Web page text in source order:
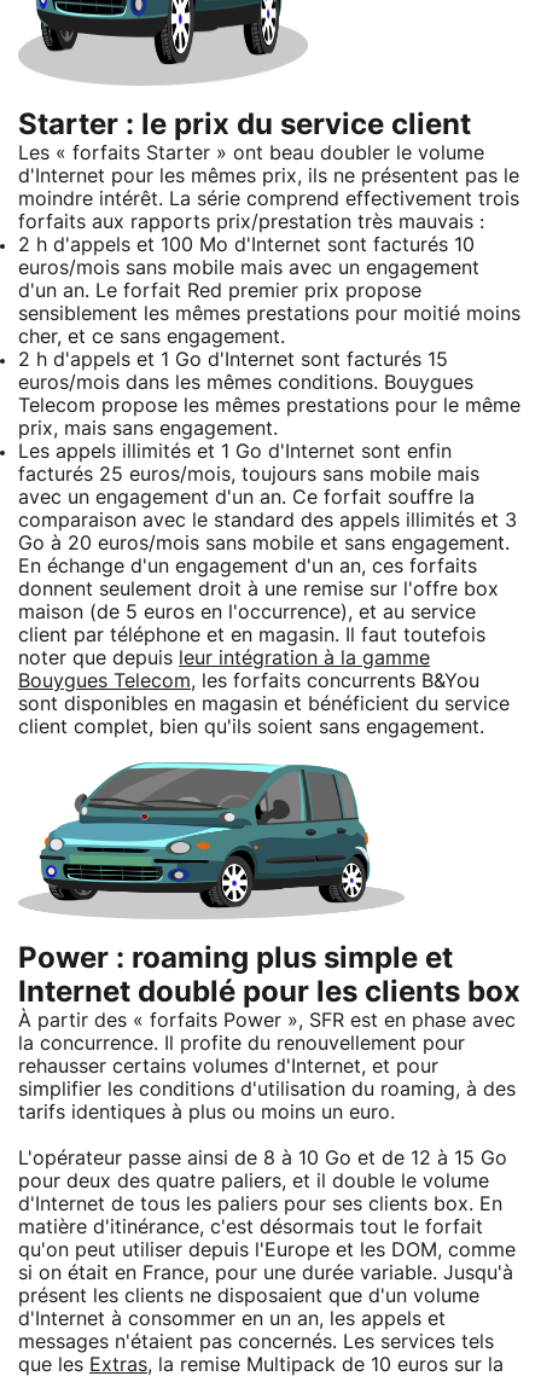
Starter : le prix du service client
Les « forfaits Starter » ont beau doubler le volume
d'Internet pour les mêmes prix, ils ne présentent pas le
moindre intérêt. La série comprend effectivement trois
forfaits aux rapports prix/prestation très mauvais :
2 h d'appels et 100 Mo d'Internet sont facturés 10
euros/mois sans mobile mais avec un engagement
d'un an. Le forfait Red premier prix propose
sensiblement les mêmes prestations pour moitié moins
cher, et ce sans engagement.
2 h d'appels et 1 Go d'Internet sont facturés 15
euros/mois dans les mêmes conditions. Bouygues
Telecom propose les mêmes prestations pour le même
prix, mais sans engagement.
Les appels illimités et 1 Go d'Internet sont enfin
facturés 25 euros/mois, toujours sans mobile mais
avec un engagement d'un an. Ce forfait souffre la
comparaison avec le standard des appels illimités et 3
Go à 20 euros/mois sans mobile et sans engagement.
En échange d'un engagement d'un an, ces forfaits
donnent seulement droit à une remise sur l'offre box
maison (de 5 euros en l'occurrence), et au service
client par téléphone et en magasin. Il faut toutefois
noter que depuis leur intégration à la gamme
Bouygues Telecom, les forfaits concurrents B&You
sont disponibles en magasin et bénéficient du service
client complet, bien qu'ils soient sans engagement.
Power : roaming plus simple et
Internet doublé pour les clients box
À partir des « forfaits Power », SFR est en phase avec
la concurrence. Il profite du renouvellement pour
rehausser certains volumes d'Internet, et pour
simplifier les conditions d'utilisation du roaming, à des
tarifs identiques à plus ou moins un euro.
L'opérateur passe ainsi de 8 à 10 Go et de 12 à 15 Go
pour deux des quatre paliers, et il double le volume
d'Internet de tous les paliers pour ses clients box. En
matière d'itinérance, c'est désormais tout le forfait
qu'on peut utiliser depuis l'Europe et les DOM, comme
si on était en France, pour une durée variable. Jusqu'à
présent les clients ne disposaient que d'un volume
d'Internet à consommer en un an, les appels et
messages n'étaient pas concernés. Les services tels
que les Extras, la remise Multipack de 10 euros sur la